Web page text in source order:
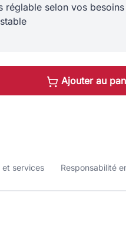
réglable selon vos besoins
Ajouter au
et services Responsabilité